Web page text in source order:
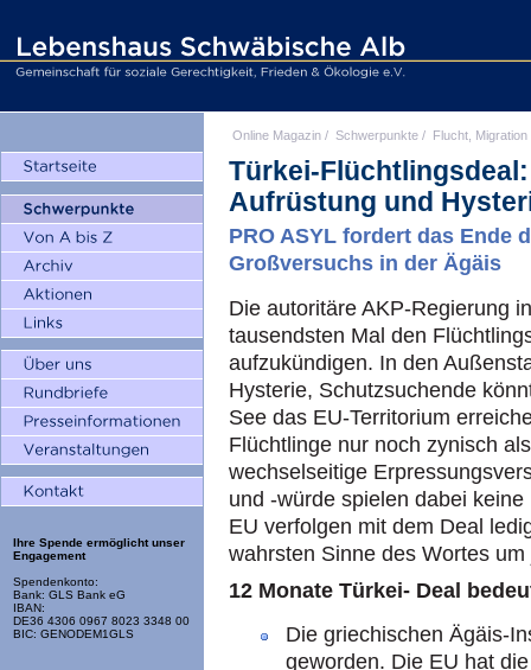
Ihre Spende ermöglicht unser
Engagement
Spendenkonto:
Bank: GLS Bank eG
IBAN:
DE36 4306 0967 8023 3348 00
BIC: GENODEM1GLS
Online Magazin / Schwerpunkte / Flucht, Migration
Türkei-
Aufrüstung und
PRO ASYL fordert das Ende
Großversuchs in der Ägäis
Die autoritäre AKP-Regierung
tausendsten Mal den
aufzukündigen. In den
Hysterie, Schutzsuchende
See das EU-Territorium
Flüchtlinge nur noch zynisch
wechselseitige
und -würde spielen dabei
EU verfolgen mit dem Deal
wahrsten Sinne des Wortes
12 Monate Türkei- Deal
Die griechischen Ägäis-
geworden. Die EU hat